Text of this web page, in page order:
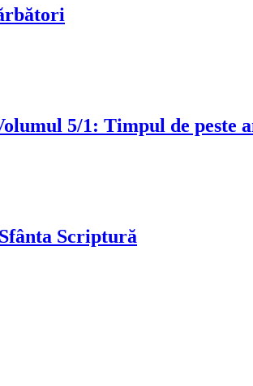
5/1: Timpul de peste
Scriptură